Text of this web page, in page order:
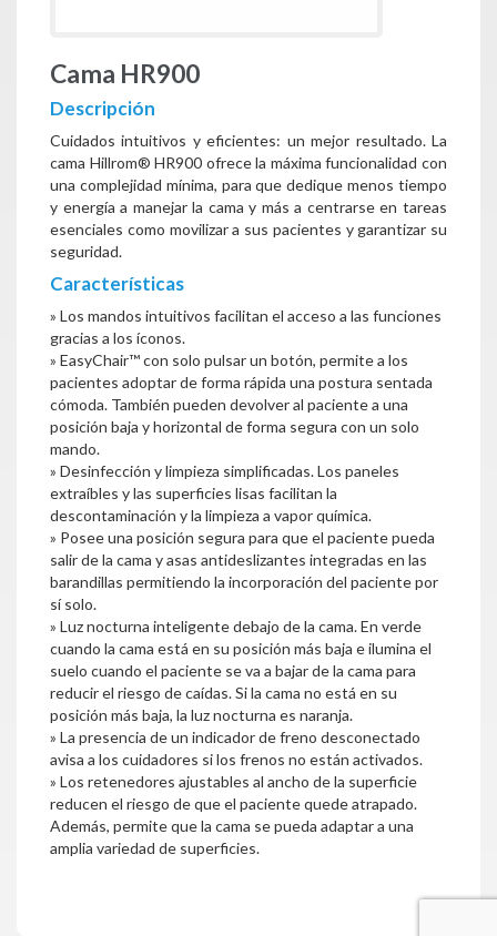
Cama HR900
Descripción
Cuidados intuitivos y eficientes: un mejor resultado. La
cama Hillrom® HR900 ofrece la máxima funcionalidad con
una complejidad mínima, para que dedique menos tiempo
y energía a manejar la cama y más a centrarse en tareas
esenciales como movilizar a sus pacientes y garantizar su
seguridad.
Características
» Los mandos intuitivos facilitan el acceso a las funciones
gracias a los íconos.
» EasyChair™ con solo pulsar un botón, permite a los
pacientes adoptar de forma rápida una postura sentada
cómoda. También pueden devolver al paciente a una
posición baja y horizontal de forma segura con un solo
mando.
» Desinfección y limpieza simplificadas. Los paneles
extraíbles y las superficies lisas facilitan la
descontaminación y la limpieza a vapor química.
» Posee una posición segura para que el paciente pueda
salir de la cama y asas antideslizantes integradas en las
barandillas permitiendo la incorporación del paciente por
sí solo.
» Luz nocturna inteligente debajo de la cama. En verde
cuando la cama está en su posición más baja e ilumina el
suelo cuando el paciente se va a bajar de la cama para
reducir el riesgo de caídas. Si la cama no está en su
posición más baja, la luz nocturna es naranja.
» La presencia de un indicador de freno desconectado
avisa a los cuidadores si los frenos no están activados.
» Los retenedores ajustables al ancho de la superficie
reducen el riesgo de que el paciente quede atrapado.
Además, permite que la cama se pueda adaptar a una
amplia variedad de superficies.